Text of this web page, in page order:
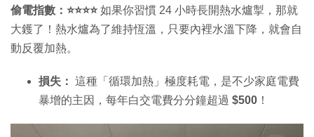
偷電指數：⭐⭐⭐⭐如果你習慣 24 小時長開熱水爐掣，那就
大鑊了！熱水爐為了維持恆溫，只要內裡水溫下降，就會自
動反覆加熱。
損失： 這種「循環加熱」極度耗電，是不少家庭電費
暴增的主因，每年白交電費分分鐘超過 $500 ！